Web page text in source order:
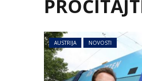
AUSTRIJA NOVOSTI